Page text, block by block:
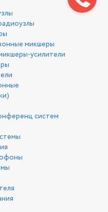
микшеры
усилители
систем